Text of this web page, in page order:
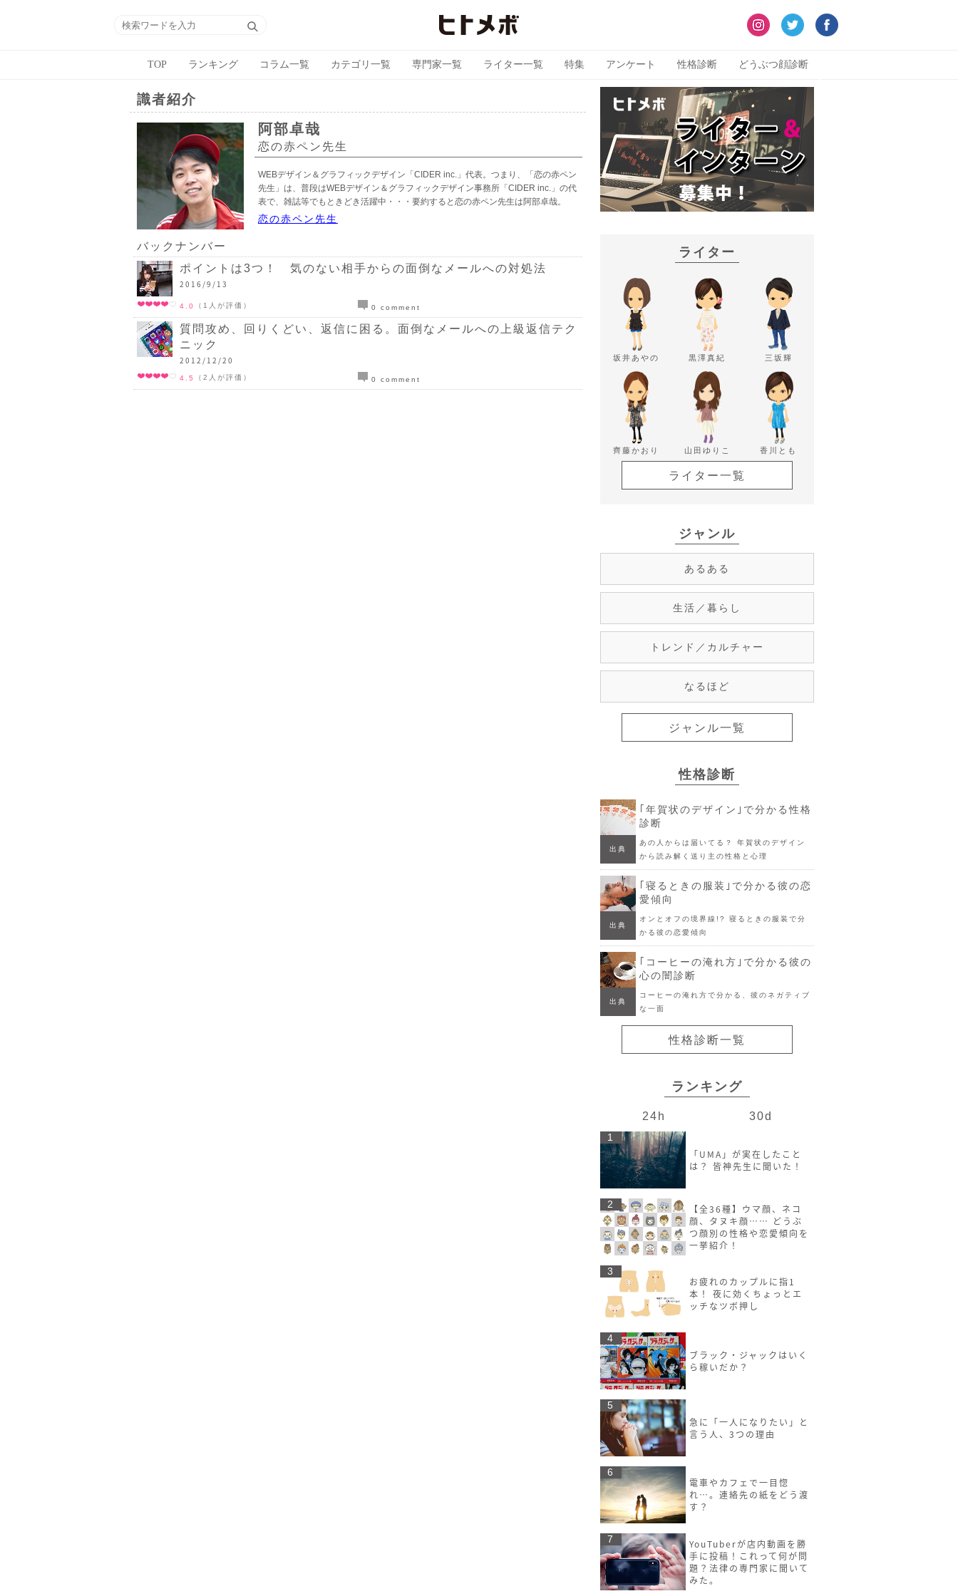
TOP ランキング コラム一覧 カテゴリ一覧 専門家一覧 ライター一覧 特集 アンケート 性格診断 どうぶつ顔診断
識者紹介
阿部卓哉
恋の赤ペン先生
WEBデザイン＆グラフィックデザイン「CIDER inc.」代表。つまり、「恋の赤ペン
先生」は、普段はWEBデザイン＆グラフィックデザイン事務所「CIDER inc.」の代
表で、雑誌等でもときどき活躍中・・・要約すると恋の赤ペン先生は阿部卓哉。
恋の赤ペン先生
バックナンバー
ポイントは3つ！ 気のない相手からの面倒なメールへの対処法
2016/9/13
4.0 （1人が評価） 0 comment
質問攻め、回りくどい、返信に困る。面倒なメールへの上級返信テク
ニック
2012/12/20
4.5 （2人が評価） 0 comment
ライター
坂井あやの 黒澤真紀 三坂輝
齊藤かおり 山田ゆりこ 香川とも
ライター一覧
ジャンル
あるある
生活／暮らし
トレンド／カルチャー
なるほど
ジャンル一覧
性格診断
｢年賀状のデザイン｣で分かる性格
診断
出典
あの人からは届いてる？ 年賀状のデザイン
から読み解く送り主の性格と心理
｢寝るときの服装｣で分かる彼の恋
愛傾向
出典
オンとオフの境界線!? 寝るときの服装で分
かる彼の恋愛傾向
｢コーヒーの淹れ方｣で分かる彼の
心の闇診断
出典
コーヒーの淹れ方で分かる、彼のネガティブ
な一面
性格診断一覧
ランキング
24h 30d
1
「UMA」が実在したこと
は？ 皆神先生に聞いた！
2
【全36種】ウマ顔、ネコ
顔、タヌキ顔…… どうぶ
つ顔別の性格や恋愛傾向を
一挙紹介！
3
お疲れのカップルに指1
本！ 夜に効くちょっとエ
ッチなツボ押し
4
ブラック・ジャックはいく
ら稼いだか？
5
急に「一人になりたい」と
言う人、3つの理由
6
電車やカフェで一目惚
れ…。連絡先の紙をどう渡
す？
7
YouTuberが店内動画を勝
手に投稿！これって何が問
題？法律の専門家に聞いて
みた。